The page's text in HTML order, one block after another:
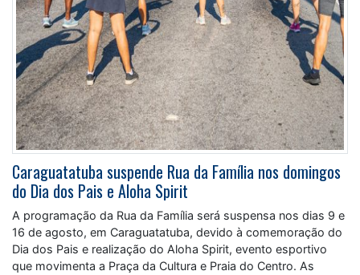
Caraguatatuba suspende Rua da Família nos domingos
do Dia dos Pais e Aloha Spirit
A programação da Rua da Família será suspensa nos dias 9 e
16 de agosto, em Caraguatatuba, devido à comemoração do
Dia dos Pais e realização do Aloha Spirit, evento esportivo
que movimenta a Praça da Cultura e Praia do Centro. As